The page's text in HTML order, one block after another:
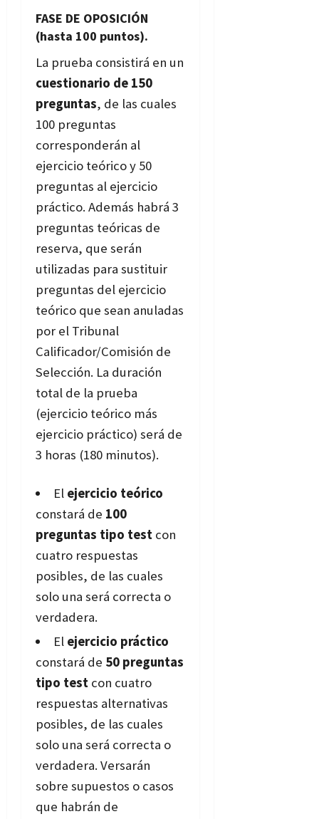
FASE DE OPOSICIÓN
(hasta 100 puntos).
La prueba consistirá en un
cuestionario de 150
preguntas, de las cuales
100 preguntas
corresponderán al
ejercicio teórico y 50
preguntas al ejercicio
práctico. Además habrá 3
preguntas teóricas de
reserva, que serán
utilizadas para sustituir
preguntas del ejercicio
teórico que sean anuladas
por el Tribunal
Calificador/Comisión de
Selección. La duración
total de la prueba
(ejercicio teórico más
ejercicio práctico) será de
3 horas (180 minutos).
El ejercicio teórico
constará de 100
preguntas tipo test con
cuatro respuestas
posibles, de las cuales
solo una será correcta o
verdadera.
El ejercicio práctico
constará de 50 preguntas
tipo test con cuatro
respuestas alternativas
posibles, de las cuales
solo una será correcta o
verdadera. Versarán
sobre supuestos o casos
que habrán de